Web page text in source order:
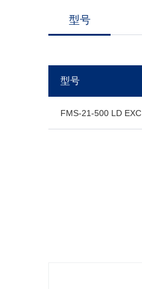
型号
型号
FMS-21-500 LD EXC